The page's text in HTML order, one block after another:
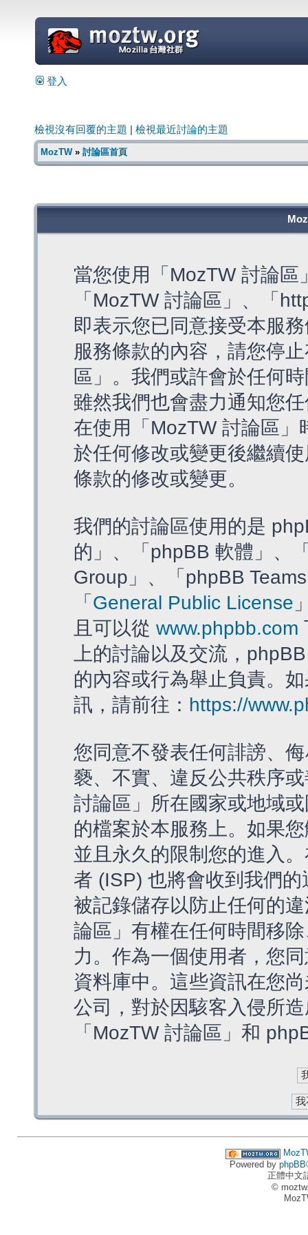
=
登入
檢視沒有回覆的主題 檢視最近討論的主題
MozTW» 討論區首頁
當您使用「MozTW 討論
「MozTW 討論區」、「
即表示您已同意接受本服
服務條款的內容，請您停
區」。我們或許會於任何
雖然我們也會盡力通知您
在使用「MozTW 討論區
於任何修改或變更後繼續
條款的修改或變更。
我們的討論區使用的是
的」、「phpBB 軟體」、
Group」、「phpBB
「 General Public License
且可以從 www.phpbb.com
上的討論以及交流，
的內容或行為舉止負責。
訊，請前往： https://
您同意不發表任何誹謗、
褻、不實、違反公共秩序
討論區」所在國家或地域
的檔案於本服務上。如果
並且永久的限制您的進入
者 (ISP) 也將會收到我們
被記錄儲存以防止任何的
論區」有權在任何時間移
力。作為一個使用者，您
資料庫中。這些資訊在您
公司，對於因駭客入侵所
「MozTW 討論區」和
Powered by phpBB
正體中文
©